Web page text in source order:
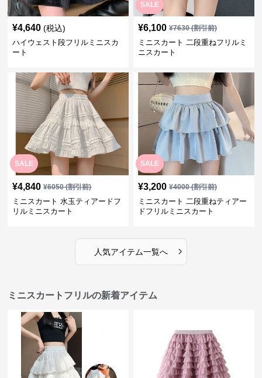
¥4,640 (税込)
ハイウェスト段フリルミニスカ
ート
SALE
¥6,100 ¥7630(割引前)
ミニスカート 二段重ねフリルミ
ニスカート
SALE
¥4,840 ¥6050(割引前)
ミニスカート 水玉ティアードフ
リルミニスカート
SALE
¥3,200 ¥4000(割引前)
ミニスカート 二段重ねティアー
ドフリルミニスカート
人気アイテム一覧へ ›
ミニスカートフリルの新着アイテム